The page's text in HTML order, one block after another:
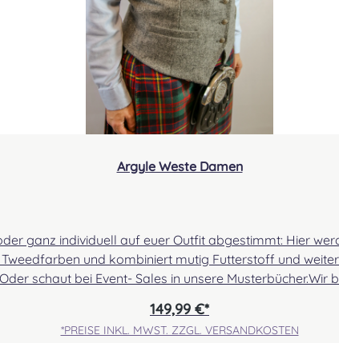
Argyle Weste Damen
ganz individuell auf euer Outfit abgestimmt: Hier
und kombiniert mutig Futterstoff und
schaut bei Event- Sales in unsere Musterbücher.Wir
wird!Unsere Westen kommen aus europäischer
(Konfektionsgrößen). Solltet ihr eine
149,99 €*
*PREISE INKL. MWST. ZZGL. VERSANDKOSTEN